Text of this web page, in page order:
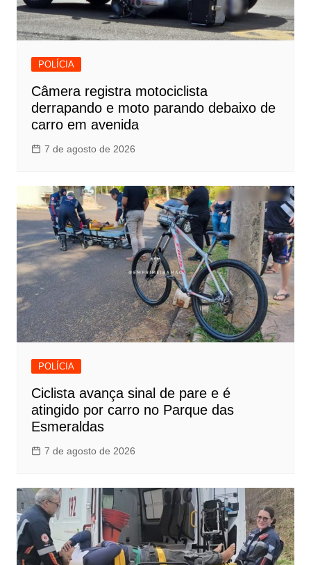
POLÍCIA
Câmera registra motociclista
derrapando e moto parando debaixo de
carro em avenida
7 de agosto de 2026
POLÍCIA
Ciclista avança sinal de pare e é
atingido por carro no Parque das
Esmeraldas
7 de agosto de 2026